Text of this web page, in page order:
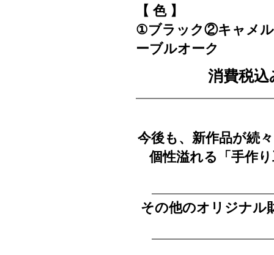
【 色 】
①ブラック②キャメ
ーブルオーク
消費税
今後も、新作品が続
個性溢れる「手作
その他のオリジナ